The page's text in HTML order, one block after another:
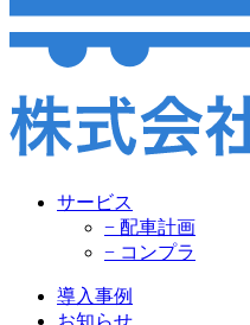
サービス
− 配車計画
− コンプラ
導入事例
お知らせ